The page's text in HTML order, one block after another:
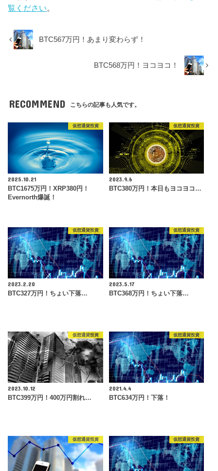
覧ください。
BTC567万円！あまり変わらず！
BTC568万円！ヨコヨコ！
RECOMMEND こちらの記事も人気です。
仮想通貨投資
2025.10.21
BTC1675万円！XRP380円！
Evernorth爆誕！
仮想通貨投資
2023.9.6
BTC380万円！本日もヨコヨコ…
仮想通貨投資
2023.2.20
BTC327万円！ちょい下落…
仮想通貨投資
2023.5.17
BTC368万円！ちょい下落…
仮想通貨投資
2023.10.12
BTC399万円！400万円割れ…
仮想通貨投資
2021.4.4
BTC634万円！下落！
仮想通貨投資 仮想通貨投資